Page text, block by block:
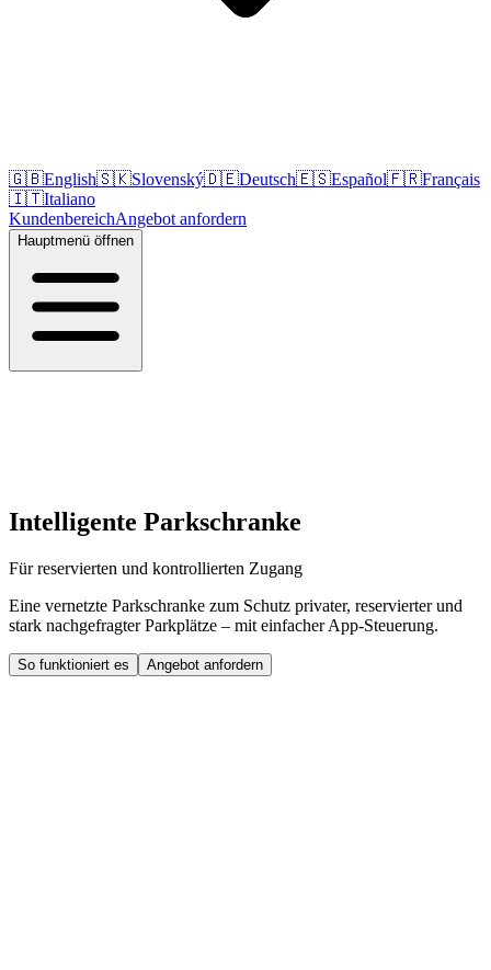
🇬🇧English🇸🇰Slovenský🇩🇪Deutsch🇪🇸Español🇫🇷Français
🇮🇹Italiano
KundenbereichAngebot anfordern
Hauptmenü öffnen
Intelligente Parkschranke
Für reservierten und kontrollierten Zugang
Eine vernetzte Parkschranke zum Schutz privater, reservierter und
stark nachgefragter Parkplätze – mit einfacher App-Steuerung.
So funktioniert es Angebot anfordern